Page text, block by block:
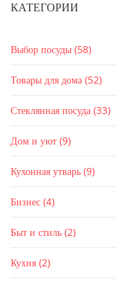
КАТЕГОРИИ
Выбор посуды (58)
Товары для дома (52)
Стеклянная посуда (33)
Дом и уют (9)
Кухонная утварь (9)
Бизнес (4)
Быт и стиль (2)
Кухня (2)